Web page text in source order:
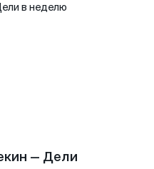
в неделю
— Дели